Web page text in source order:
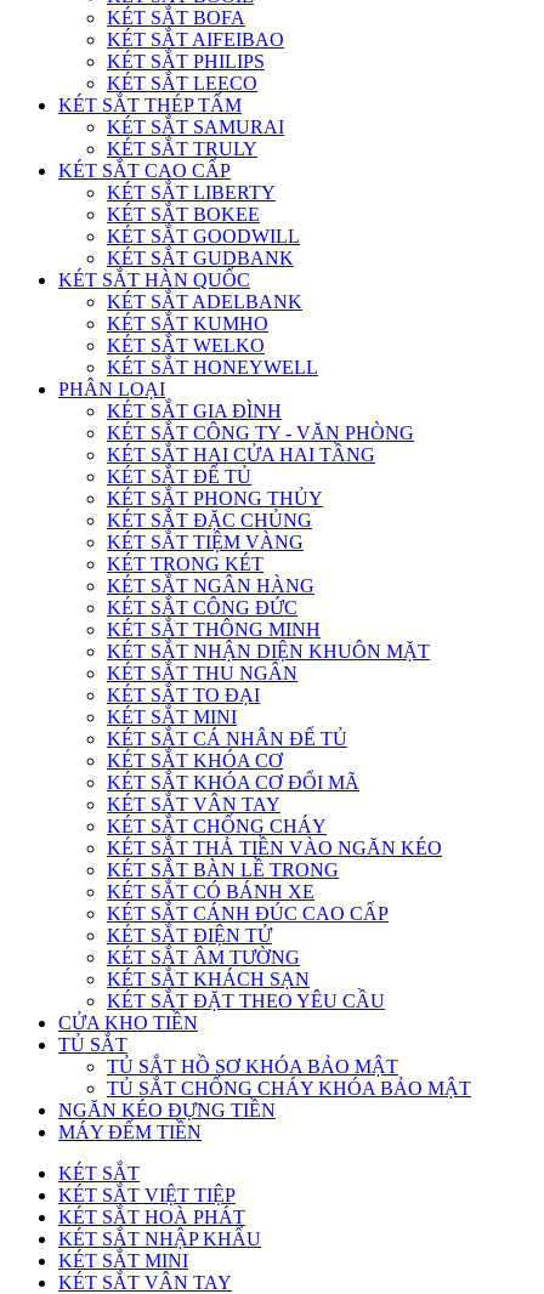
KÉT SẮT BOFA
KÉT SẮT AIFEIBAO
KÉT SẮT PHILIPS
KÉT SẮT LEECO
KÉT SẮT THÉP TẤM
KÉT SẮT SAMURAI
KÉT SẮT TRULY
KÉT SẮT CAO CẤP
KÉT SẮT LIBERTY
KÉT SẮT BOKEE
KÉT SẮT GOODWILL
KÉT SẮT GUDBANK
KÉT SẮT HÀN QUỐC
KÉT SẮT ADELBANK
KÉT SẮT KUMHO
KÉT SẮT WELKO
KÉT SẮT HONEYWELL
PHÂN LOẠI
KÉT SẮT GIA ĐÌNH
KÉT SẮT CÔNG TY - VĂN PHÒNG
KÉT SẮT HAI CỬA HAI TẦNG
KÉT SẮT ĐỂ TỦ
KÉT SẮT PHONG THỦY
KÉT SẮT ĐẶC CHỦNG
KÉT SẮT TIỆM VÀNG
KÉT TRONG KÉT
KÉT SẮT NGÂN HÀNG
KÉT SẮT CÔNG ĐỨC
KÉT SẮT THÔNG MINH
KÉT SẮT NHẬN DIỆN KHUÔN MẶT
KÉT SẮT THU NGÂN
KÉT SẮT TO ĐẠI
KÉT SẮT MINI
KÉT SẮT CÁ NHÂN ĐỂ TỦ
KÉT SẮT KHÓA CƠ
KÉT SẮT KHÓA CƠ ĐỔI MÃ
KÉT SẮT VÂN TAY
KÉT SẮT CHỐNG CHÁY
KÉT SẮT THẢ TIỀN VÀO NGĂN KÉO
KÉT SẮT BÀN LỀ TRONG
KÉT SẮT CÓ BÁNH XE
KÉT SẮT CÁNH ĐÚC CAO CẤP
KÉT SẮT ĐIỆN TỬ
KÉT SẮT ÂM TƯỜNG
KÉT SẮT KHÁCH SẠN
KÉT SẮT ĐẶT THEO YÊU CẦU
CỬA KHO TIỀN
TỦ SẮT
TỦ SẮT HỒ SƠ KHÓA BẢO MẬT
TỦ SẮT CHỐNG CHÁY KHÓA BẢO MẬT
NGĂN KÉO ĐỰNG TIỀN
MÁY ĐẾM TIỀN
KÉT SẮT
KÉT SẮT VIỆT TIỆP
KÉT SẮT HOÀ PHÁT
KÉT SẮT NHẬP KHẨU
KÉT SẮT MINI
KÉT SẮT VÂN TAY